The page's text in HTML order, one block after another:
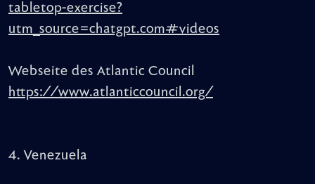
tabletop-exercise?
utm_source=chatgpt.com#videos
Webseite des Atlantic Council
https://www.atlanticcouncil.org/
4. Venezuela